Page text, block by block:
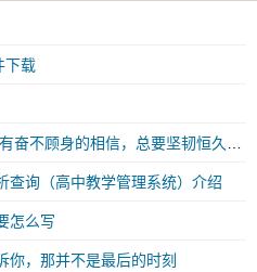
下载
查询（高中教学管理系统）介绍
怎么写
你，那并不是最后的时刻